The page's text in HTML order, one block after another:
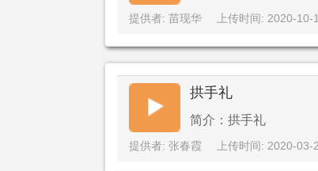
提供者: 苗现华 上传时间: 2020-10-
拱手礼
简介：拱手礼
提供者: 张春霞 上传时间: 2020-03-